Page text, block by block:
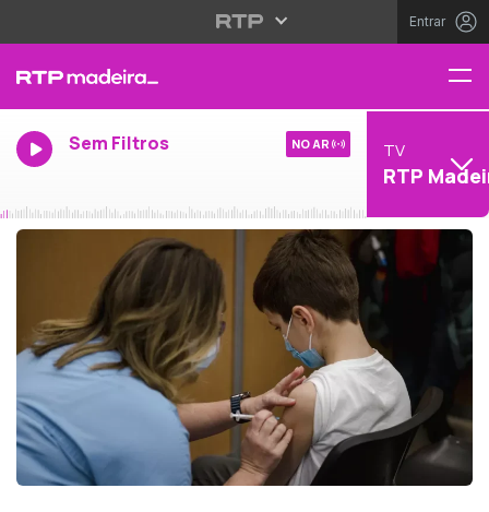
Entrar
Sem Filtros NO AR TV
RTP